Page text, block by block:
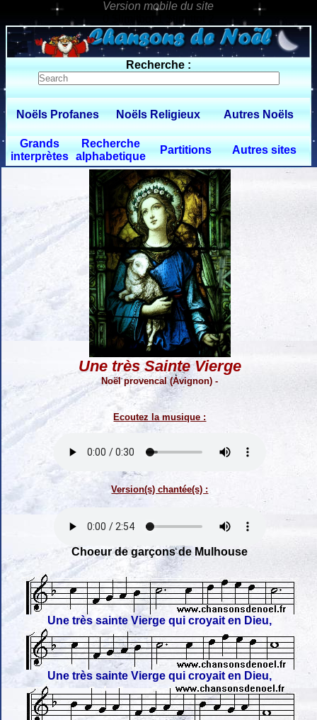
0 $limitbot 1 $limittot 2
Recherche :
Noëls Profanes Noëls Religieux Autres Noëls
Grands
interprètes
Recherche
alphabetique
Partitions Autres sites
Une très Sainte Vierge
Noël provencal (Avignon) -
Ecoutez la musique :
Version(s) chantée(s) :
Choeur de garçons de Mulhouse
Une très sainte Vierge qui croyait en Dieu,
Une très sainte Vierge qui croyait en Dieu,